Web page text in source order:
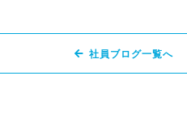
社員ブログ一覧へ